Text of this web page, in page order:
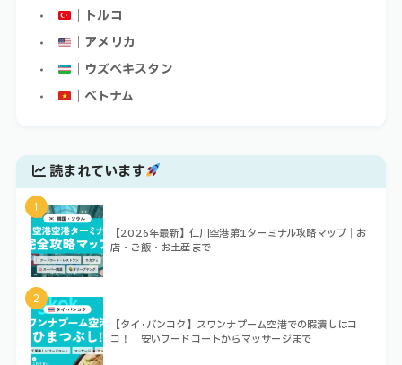
｜トルコ
｜アメリカ
｜ウズベキスタン
｜ベトナム
読まれています
1
【2026年最新】仁川空港第1ターミナル攻略マップ｜お
店・ご飯・お土産まで
2
【タイ･バンコク】スワンナプーム空港での暇潰しはコ
コ！｜安いフードコートからマッサージまで